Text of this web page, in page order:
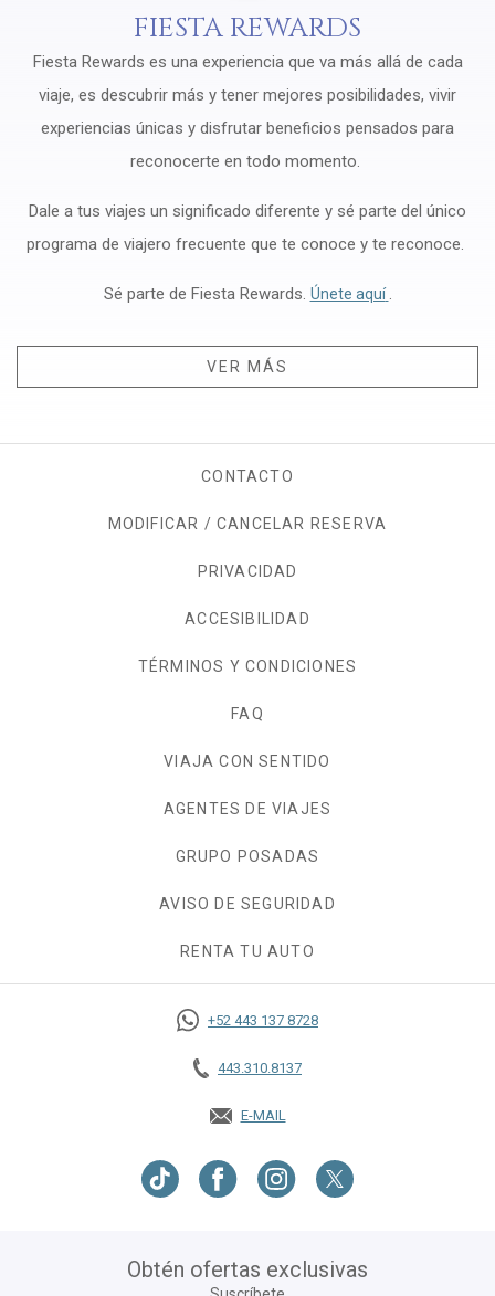
FIESTA REWARDS
Fiesta Rewards es una experiencia que va más allá de cada
viaje, es descubrir más y tener mejores posibilidades, vivir
experiencias únicas y disfrutar beneficios pensados para
reconocerte en todo momento.
Dale a tus viajes un significado diferente y sé parte del único
programa de viajero frecuente que te conoce y te reconoce.
Sé parte de Fiesta Rewards. Únete aquí .
VER MÁS
CONTACTO
MODIFICAR / CANCELAR RESERVA
PRIVACIDAD
ACCESIBILIDAD
TÉRMINOS Y CONDICIONES
FAQ
VIAJA CON SENTIDO
AGENTES DE VIAJES
GRUPO POSADAS
AVISO DE SEGURIDAD
RENTA TU AUTO
+52 443 137 8728
443.310.8137
E-MAIL
Obtén ofertas exclusivas